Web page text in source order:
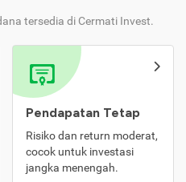
tersedia di Cermati Invest.
Pendapatan Tetap
Risiko dan return moderat,
cocok untuk investasi
jangka menengah.